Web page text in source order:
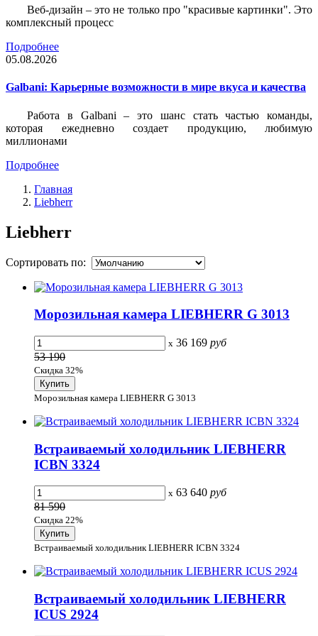
Веб-дизайн – это не только про "красивые картинки". Это
комплексный процесс
Подробнее
05.08.2026
Galbani: Карьерные возможности в мире вкуса и качества
Работа в Galbani – это шанс стать частью команды,
которая ежедневно создает продукцию, любимую
миллионами
Подробнее
Главная
Liebherr
Liebherr
Сортировать по:
Морозильная камера LIEBHERR G 3013
x 36 169 руб
53 190
Скидка 32%
Морозильная камера LIEBHERR G 3013
Встраиваемый холодильник LIEBHERR
ICBN 3324
x 63 640 руб
81 590
Скидка 22%
Встраиваемый холодильник LIEBHERR ICBN 3324
Встраиваемый холодильник LIEBHERR
ICUS 2924